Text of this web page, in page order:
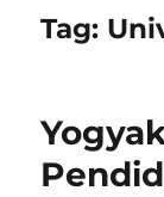
Tag: